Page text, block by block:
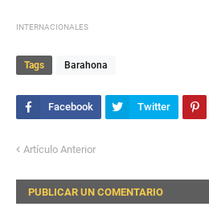
INTERNACIONALES
Tags Barahona
Artículo Anterior
PUBLICAR UN COMENTARIO